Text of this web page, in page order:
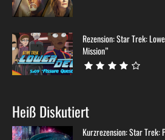
Rezension: Star Trek:
Mission”
Heiß Diskutiert
Kurzrezension: Star Trek: